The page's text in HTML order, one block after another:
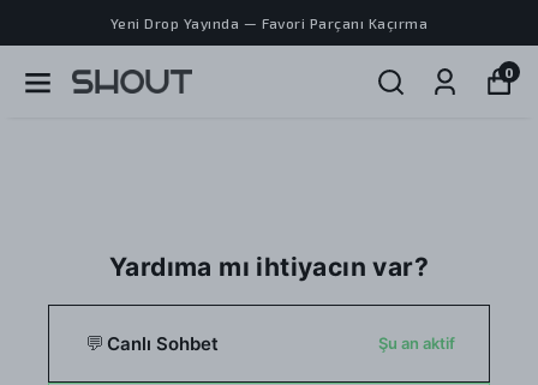
Yeni Drop Yayında — Favori Parçanı Kaçırma
0
Yardıma mı ihtiyacın var?
💬 Canlı Sohbet Şu an aktif